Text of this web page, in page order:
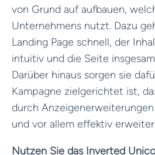
von Grund auf aufbauen,
Unternehmens nutzt. Dazu
Landing Page schnell, der
intuitiv und die Seite
Darüber hinaus sorgen sie
Kampagne zielgerichtet ist,
durch
und vor allem effektiv
Nutzen Sie das Inverted